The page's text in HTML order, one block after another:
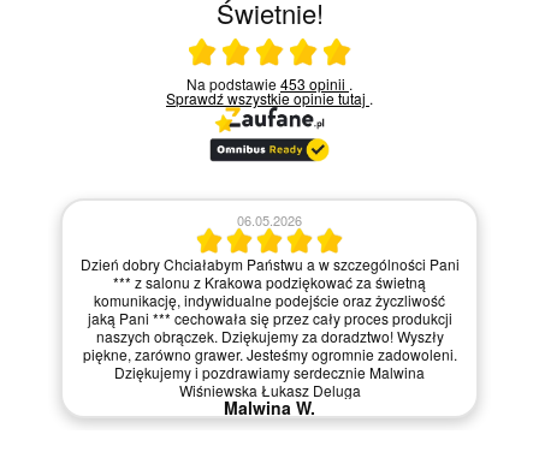
Świetnie!
Ocena średnia 5 na 5
Na podstawie453 opinii .
Sprawdź wszystkie opinietutaj .
06.05.2026
Dzień dobry Chciałabym Państwu a w szczególności Pani
*** z salonu z Krakowa podziękować za świetną
komunikację, indywidualne podejście oraz życzliwość
jaką Pani *** cechowała się przez cały proces produkcji
naszych obrączek. Dziękujemy za doradztwo! Wyszły
piękne, zarówno grawer. Jesteśmy ogromnie zadowoleni.
Dziękujemy i pozdrawiamy serdecznie Malwina
Wiśniewska Łukasz Deluga
Malwina W.